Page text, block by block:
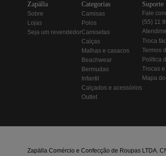
zapälla
sobre
lojas
seja um revendedor
categorias
camisas
polos
camisetas
calças
malhas e casacos
beachwear
bermudas
infantil
calçados e acessórios
outlet
suporte
fale
(55) 11
troca
termos
politica
trocas
mapa
Zapälla Comércio e Confecção de Roupas LTDA.